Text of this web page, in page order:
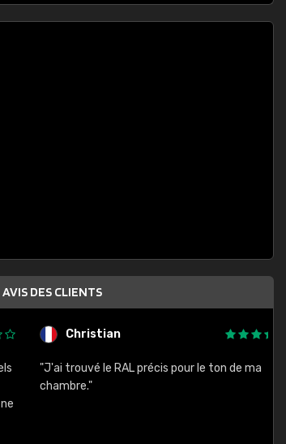
AVIS DES CLIENTS
Christian
"J'ai trouvé le RAL précis pour le ton de ma
chambre."